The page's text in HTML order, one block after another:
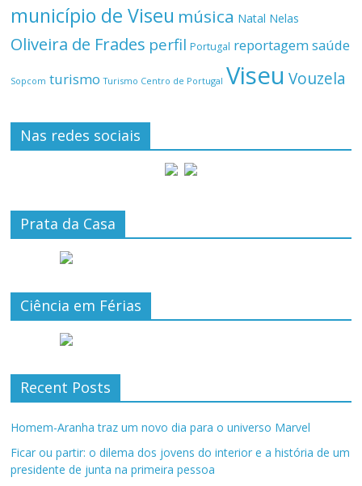
município de Viseu música Natal Nelas
Oliveira de Frades perfil Portugal reportagemsaúde
Sopcom turismo Turismo Centro de Portugal Viseu Vouzela
Nas redes sociais
Prata da Casa
Ciência em Férias
Recent Posts
Homem-Aranha traz um novo dia para o universo Marvel
Ficar ou partir: o dilema dos jovens do interior e a história de um
presidente de junta na primeira pessoa